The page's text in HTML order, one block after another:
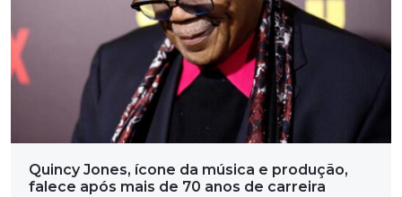
Quincy Jones, ícone da música e produção,
falece após mais de 70 anos de carreira